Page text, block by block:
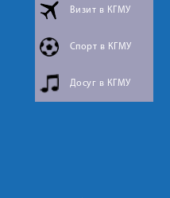
Визит в КГМУ
Спорт в КГМУ
Досуг в КГМУ